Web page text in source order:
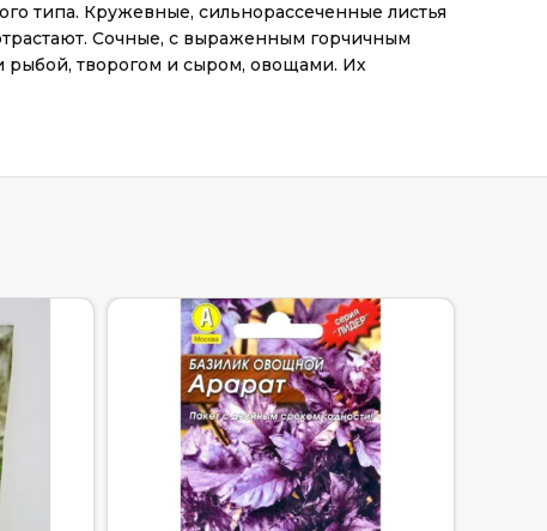
типа. Кружевные, сильнорассеченные листья
Сочные, с выраженным горчичным
рыбой, творогом и сыром, овощами. Их